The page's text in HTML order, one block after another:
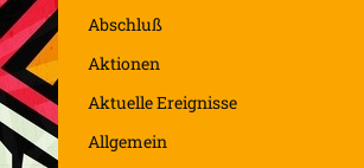
Abschluß
Aktionen
Aktuelle Ereignisse
Allgemein